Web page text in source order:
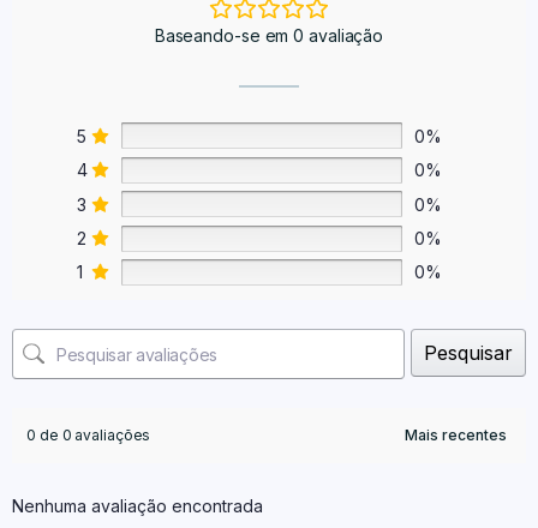
Baseando-se em 0 avaliação
5
0%
4
0%
3
0%
2
0%
1
0%
Pesquisar
0 de 0 avaliações
Nenhuma avaliação encontrada